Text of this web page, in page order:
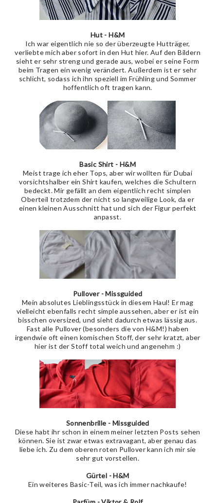
Hut - H&M
Ich war eigentlich nie so der überzeugte Hutträger,
verliebte mich aber sofort in den Hut hier. Auf den Bildern
sieht er sehr streng und gerade aus, wobei er seine Form
beim Tragen ein wenig verändert. Außerdem ist er sehr
schlicht, sodass ich ihn speziell im Frühling und Sommer
hoffentlich oft tragen kann.
Basic Shirt - H&M
Meist trage ich eher Tops, aber wir wollten für Dubai
vorsichtshalber ein Shirt kaufen, welches die Schultern
bedeckt. Mir gefällt an dem eigentlich recht simplen
Oberteil trotzdem der nicht so langweilige Look, da er
einen kleinen Ausschnitt hat und sich der Figur perfekt
anpasst.
Pullover - Missguided
Mein absolutes Lieblingsstück in diesem Haul! Er mag
vielleicht ebenfalls recht simple aussehen, aber er ist ein
bisschen oversized, und sieht dadurch etwas lässig aus.
Fast alle Pullover (besonders die von H&M!) haben
irgendwie oft einen komischen Stoff, der sehr kratzt, aber
hier ist der Stoff total weich und angenehm :)
Sonnenbrille - Missguided
Diese habt ihr schon in einem meiner letzten Posts sehen
können. Sie ist zwar etwas extravagant, aber genau das
liebe ich. Zu dem oberen roten Pullover kann ich mir sie
sehr gut vorstellen.
Gürtel - H&M
Ein weiteres Basic-Teil, was ich immer nachkaufe!